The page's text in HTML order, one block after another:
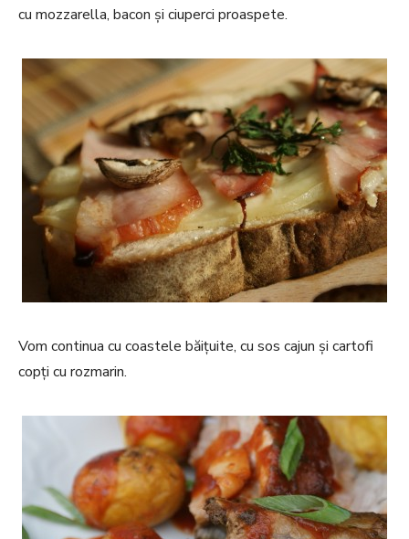
cu mozzarella, bacon și ciuperci proaspete.
Vom continua cu coastele băițuite, cu sos cajun și cartofi
copți cu rozmarin.